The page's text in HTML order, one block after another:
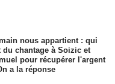
nous appartient : qui
du chantage à Soizic et
pour récupérer l'argent
a la réponse